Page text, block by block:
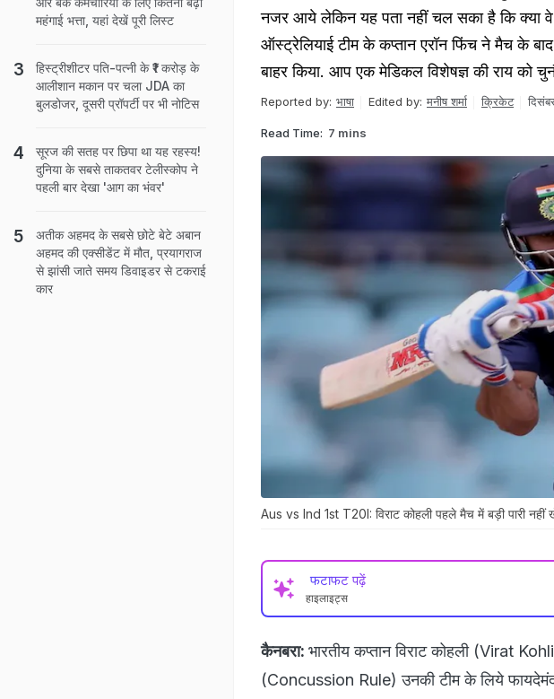
नजर आये लेकिन यह पता नहीं चल सका है कि क्या
ऑस्ट्रेलियाई टीम के कप्तान एरॉन फिंच ने मैच के
बाहर किया. आप एक मेडिकल विशेषज्ञ की राय को
Reported by: भाषा Edited by: मनीष शर्मा क्रिकेट
Read Time: 7 mins
Aus vs Ind 1st T20I: विराट कोहली पहले मैच में बड़ी पारी
फटाफट पढ़ें
हाइलाइट्स
कैनबरा: भारतीय कप्तान विराट कोहली (Virat
(Concussion Rule) उनकी टीम के लिये
महंगाई भत्ता, यहां देखें पूरी लिस्ट
हिस्ट्रीशीटर पति-पत्नी के ₹1 करोड़ के
आलीशान मकान पर चला JDA का
बुलडोजर, दूसरी प्रॉपर्टी पर भी नोटिस
सूरज की सतह पर छिपा था यह रहस्य!
दुनिया के सबसे ताकतवर टेलीस्कोप ने
पहली बार देखा 'आग का भंवर'
अतीक अहमद के सबसे छोटे बेटे अबान
अहमद की एक्सीडेंट में मौत, प्रयागराज
से झांसी जाते समय डिवाइडर से टकराई
कार